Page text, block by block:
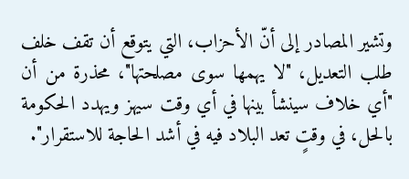
وتشير المصادر إلى أنّ الأحزاب، التي يتوقع أن تقف خلف
طلب التعديل، "لا يهمها سوى مصلحتها"، محذرة من أن
"أي خلاف سينشأ بينها في أي وقت سيهز ويهدد الحكومة
بالحل، في وقتٍ تعد البلاد فيه في أشد الحاجة للاستقرار".